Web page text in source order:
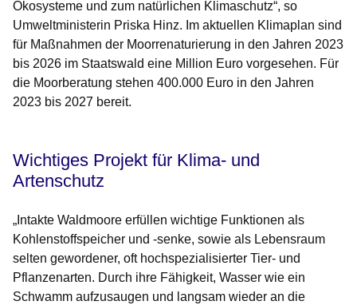
Ökosysteme und zum natürlichen Klimaschutz“, so
Umweltministerin Priska Hinz. Im aktuellen Klimaplan sind
für Maßnahmen der Moorrenaturierung in den Jahren 2023
bis 2026 im Staatswald eine Million Euro vorgesehen. Für
die Moorberatung stehen 400.000 Euro in den Jahren
2023 bis 2027 bereit.
Wichtiges Projekt für Klima- und
Artenschutz
„Intakte Waldmoore erfüllen wichtige Funktionen als
Kohlenstoffspeicher und -senke, sowie als Lebensraum
selten gewordener, oft hochspezialisierter Tier- und
Pflanzenarten. Durch ihre Fähigkeit, Wasser wie ein
Schwamm aufzusaugen und langsam wieder an die